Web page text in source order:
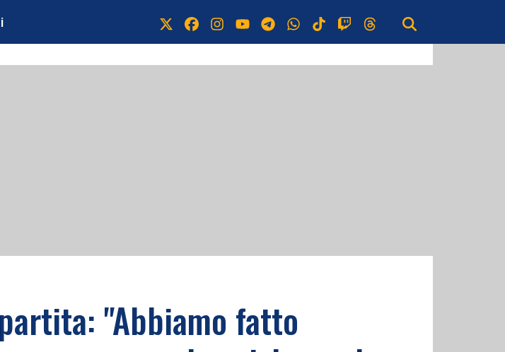
"Abbiamo fatto